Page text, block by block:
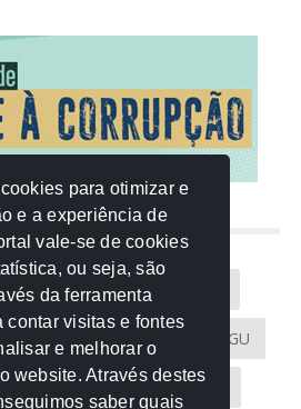
AGU AMM
CAU-MT CGU
MPC-MT MPE-MT
para otimizar e
e a experiência de
vale-se de cookies
ou seja, são
da ferramenta
contar visitas e fontes
e melhorar o
website. Através destes
saber quais